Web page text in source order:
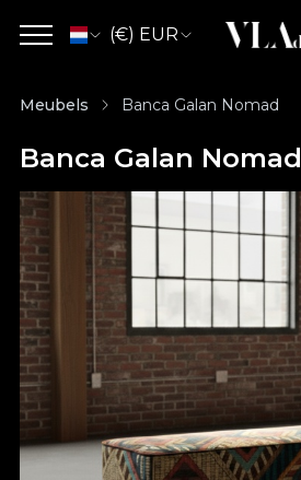
(€) EUR
Meubels Banca Galan Nomad
Banca Galan Nomad